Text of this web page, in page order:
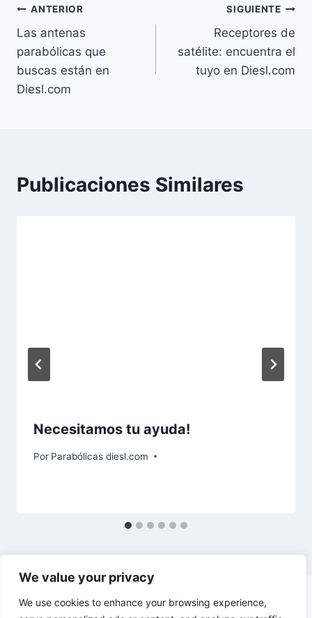
We value your privacy
We use cookies to enhance your browsing experience,
Navegación
de
entradas
ANTERIOR
Las antenas
parabólicas que
buscas están en
Diesl.com
SIGUIENTE
Receptores de
satélite: encuentra el
tuyo en Diesl.com
Publicaciones Similares
Necesitamos tu ayuda!
Por Parabólicas diesl.com